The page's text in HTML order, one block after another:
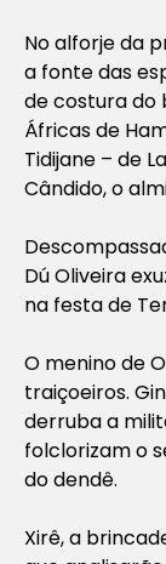
No alforje da
a fonte das
de costura do
Áfricas de
Tidijane – de
Cândido, o
Dú Oliveira
na festa de
O menino de
traiçoeiros.
derruba a
folclorizam o
do dendê.
Xirê, a